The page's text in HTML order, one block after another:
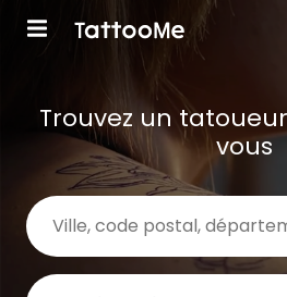
Trouvez un
vous